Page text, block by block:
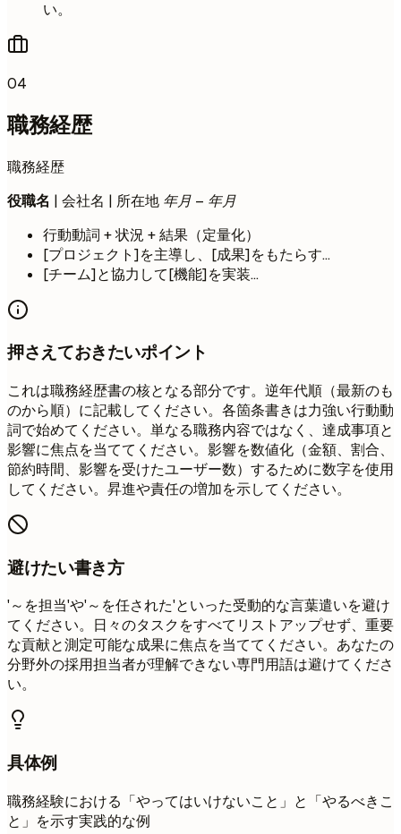
い。
04
職務経歴
職務経歴
役職名 | 会社名 | 所在地 年月 – 年月
行動動詞 + 状況 + 結果（定量化）
[プロジェクト]を主導し、[成果]をもたらす...
[チーム]と協力して[機能]を実装...
押さえておきたいポイント
これは職務経歴書の核となる部分です。逆年代順（最新のも
のから順）に記載してください。各箇条書きは力強い行動動
詞で始めてください。単なる職務内容ではなく、達成事項と
影響に焦点を当ててください。影響を数値化（金額、割合、
節約時間、影響を受けたユーザー数）するために数字を使用
してください。昇進や責任の増加を示してください。
避けたい書き方
'～を担当'や'～を任された'といった受動的な言葉遣いを避け
てください。日々のタスクをすべてリストアップせず、重要
な貢献と測定可能な成果に焦点を当ててください。あなたの
分野外の採用担当者が理解できない専門用語は避けてくださ
い。
具体例
職務経験における「やってはいけないこと」と「やるべきこ
と」を示す実践的な例